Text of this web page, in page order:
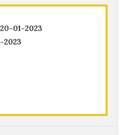
20-01-2023
2023
de
Mayor.
La Bañeza ha